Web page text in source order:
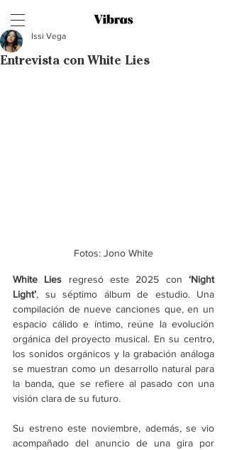
Entrevista con White Lies
Issi Vega
Fotos: Jono White
White Lies regresó este 2025 con ‘Night
Light’, su séptimo álbum de estudio. Una
compilación de nueve canciones que, en un
espacio cálido e íntimo, reúne la evolución
orgánica del proyecto musical. En su centro,
los sonidos orgánicos y la grabación análoga
se muestran como un desarrollo natural para
la banda, que se refiere al pasado con una
visión clara de su futuro.
Su estreno este noviembre, además, se vio
acompañado del anuncio de una gira por